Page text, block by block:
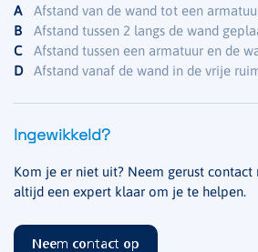
A
Afstand van de wand tot een
B
Afstand tussen 2 langs de wand
C
Afstand tussen een armatuur en de
D
Afstand vanaf de wand in de vrije
Ingewikkeld?
Kom je er niet uit? Neem gerust contact
altijd een expert klaar om je te helpen.
Neem contact op